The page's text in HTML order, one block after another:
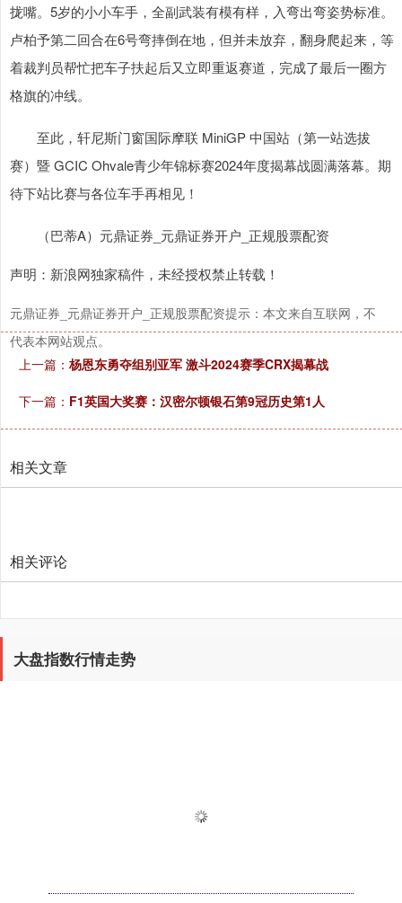
拢嘴。5岁的小小车手，全副武装有模有样，入弯出弯姿势标准。
卢柏予第二回合在6号弯摔倒在地，但并未放弃，翻身爬起来，等
着裁判员帮忙把车子扶起后又立即重返赛道，完成了最后一圈方
格旗的冲线。
至此，轩尼斯门窗国际摩联 MiniGP 中国站（第一站选拔
赛）暨 GCIC Ohvale青少年锦标赛2024年度揭幕战圆满落幕。期
待下站比赛与各位车手再相见！
（巴蒂A）元鼎证券_元鼎证券开户_正规股票配资
声明：新浪网独家稿件，未经授权禁止转载！
元鼎证券_元鼎证券开户_正规股票配资提示：本文来自互联网，不
代表本网站观点。
上一篇： 杨恩东勇夺组别亚军 激斗2024赛季CRX揭幕战
下一篇： F1英国大奖赛：汉密尔顿银石第9冠历史第1人
相关文章
相关评论
大盘指数行情走势